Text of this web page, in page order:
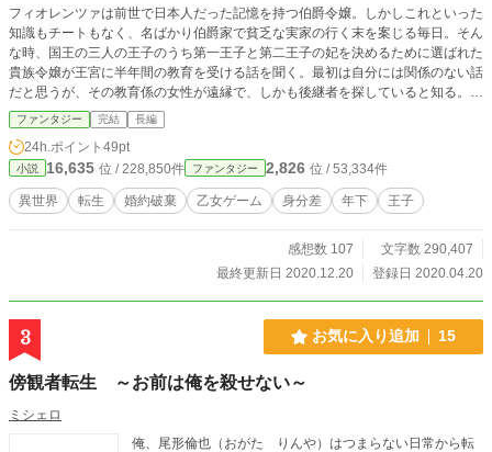
げで中性的な美少年。 極度の偏食でお菓子しか食べず、すぐ
栄養失調で倒れる困ったちゃん。初対面から香澄を「お姉ち
ゃん」と呼んで膝枕を要求し、あざとい甘えん坊スキルを遺
憾なく発揮する。 ◆ジン・クロウフィールド／26歳（諜報
員） 「……あんたの音がしないと、眠れない」 黒髪灰眼の無
口で得体の知れない美形。 気配を殺す任務の反動で、生きた
人間の気配（生活音）がないと眠れない極度の不眠症。香澄
の存在そのものを「俺の光」と呼び、密かに、しかし最も重
い執着と護衛本能を見せる。
フィオレンツァは前世で日本人だった記憶を持つ伯爵令嬢。しかしこれといった
知識もチートもなく、名ばかり伯爵家で貧乏な実家の行く末を案じる毎日。そん
な時、国王の三人の王子のうち第一王子と第二王子の妃を決めるために選ばれた
貴族令嬢が王宮に半年間の教育を受ける話を聞く。最初は自分には関係のない話
だと思うが、その教育係の女性が遠縁で、しかも後継者を探していると知る。
これは高給の職を得るチャンス！フィオレンツァは領地を離れ、王宮付き教育係
の後継者候補として王宮に行くことになる。 真面目で機転の利くフィオレンツ
ァは妃候補の令嬢たちからも一目置かれる存在になり、王宮付き教師としての道
を順調に歩んでいくかと思われたが…。
ファンタジー 完結 長編
24h.ポイント 49pt
小説 16,635 位 / 228,850件 ファンタジー 2,826 位 / 53,334件
異世界 転生 婚約破棄 乙女ゲーム 身分差 年下 王子
感想数 107
文字数 290,407
最終更新日 2020.12.20
登録日 2020.04.20
3 お気に入り追加 15
傍観者転生 ～お前は俺を殺せない～
ミシェロ
俺、尾形倫也（おがた りんや）はつまらない日常から転